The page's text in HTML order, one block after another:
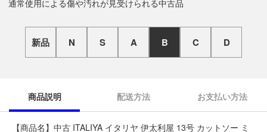
通常使用による傷や汚れが見受けられる中古品
新品 N S A B C D
商品説明 配送方法 お支払い方法
【商品名】中古 ITALIYA イタリヤ 伊太利屋 13号 カットソー ミ